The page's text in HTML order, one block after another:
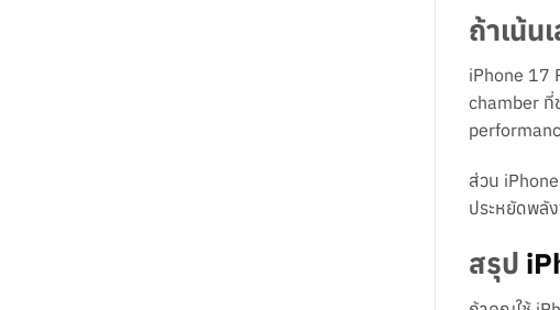
ถ้าเน้น
iPhone 17
chamber ที่
ส่วน
ประหยัดพลั
สรุป